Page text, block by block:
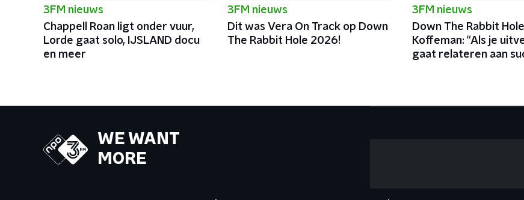
3FM nieuws
Chappell Roan ligt onder vuur,
Lorde gaat solo, IJSLAND docu
en meer
3FM nieuws
Dit was Vera On Track op Down
The Rabbit Hole 2026!
3FM nieuws
Down The Rabbit
Koffeman: “Als je
gaat relateren aan
WE WANT
MORE